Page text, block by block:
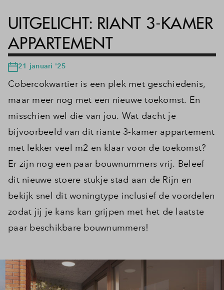
UITGELICHT: RIANT 3-KAMER
APPARTEMENT
21 januari '25
Cobercokwartier is een plek met geschiedenis,
maar meer nog met een nieuwe toekomst. En
misschien wel die van jou. Wat dacht je
bijvoorbeeld van dit riante 3-kamer appartement
met lekker veel m2 en klaar voor de toekomst?
Er zijn nog een paar bouwnummers vrij. Beleef
dit nieuwe stoere stukje stad aan de Rijn en
bekijk snel dit woningtype inclusief de voordelen
zodat jij je kans kan grijpen met het de laatste
paar beschikbare bouwnummers!